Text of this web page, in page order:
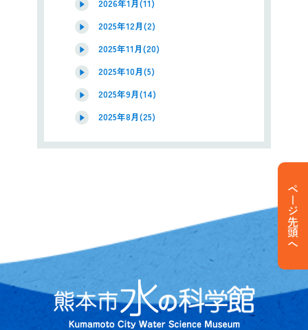
2026年1月(11)
2025年12月(2)
2025年11月(20)
2025年10月(5)
2025年9月(14)
2025年8月(25)
ページ先頭へ